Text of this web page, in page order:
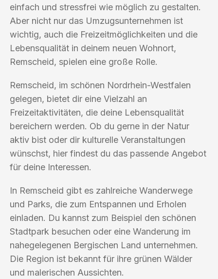
einfach und stressfrei wie möglich zu gestalten.
Aber nicht nur das Umzugsunternehmen ist
wichtig, auch die Freizeitmöglichkeiten und die
Lebensqualität in deinem neuen Wohnort,
Remscheid, spielen eine große Rolle.
Remscheid, im schönen Nordrhein-Westfalen
gelegen, bietet dir eine Vielzahl an
Freizeitaktivitäten, die deine Lebensqualität
bereichern werden. Ob du gerne in der Natur
aktiv bist oder dir kulturelle Veranstaltungen
wünschst, hier findest du das passende Angebot
für deine Interessen.
In Remscheid gibt es zahlreiche Wanderwege
und Parks, die zum Entspannen und Erholen
einladen. Du kannst zum Beispiel den schönen
Stadtpark besuchen oder eine Wanderung im
nahegelegenen Bergischen Land unternehmen.
Die Region ist bekannt für ihre grünen Wälder
und malerischen Aussichten.